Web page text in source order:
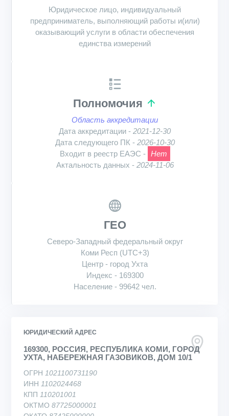
Юридическое лицо, индивидуальный
предприниматель, выполняющий работы и(или)
оказывающий услуги в области обеспечения
единства измерений
Полномочия
Область аккредитации
Дата аккредитации - 2021-12-30
Дата следующего ПК - 2026-10-30
Входит в реестр ЕАЭС - Нет
Актальность данных - 2024-11-06
ГЕО
Северо-Западный федеральный округ
Коми Респ (UTC+3)
Центр - город Ухта
Индекс - 169300
Население - 99642 чел.
ЮРИДИЧЕСКИЙ АДРЕС
169300, РОССИЯ, РЕСПУБЛИКА КОМИ, ГОРОД
УХТА, НАБЕРЕЖНАЯ ГАЗОВИКОВ, ДОМ 10/1
ОГРН 1021100731190
ИНН 1102024468
КПП 110201001
ОКТМО 87725000001